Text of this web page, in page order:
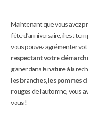
Maintenant que vous avez
fête d’anniversaire, il est
vous pouvez agrémenter
respectant votre
glaner dans la nature à la
les branches, les pommes
rougesde l’automne, vous
vous !